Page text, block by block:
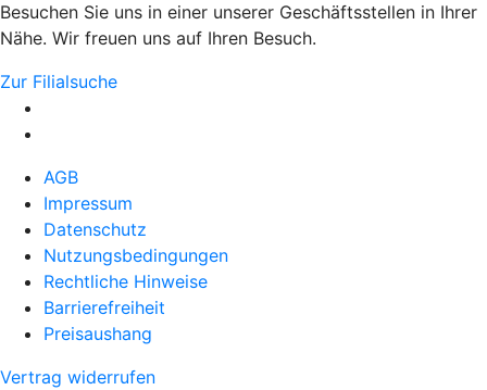
Besuchen Sie uns in einer unserer Geschäftsstellen in Ihrer
Nähe. Wir freuen uns auf Ihren Besuch.
Zur Filialsuche
AGB
Impressum
Datenschutz
Nutzungsbedingungen
Rechtliche Hinweise
Barrierefreiheit
Preisaushang
Vertrag widerrufen